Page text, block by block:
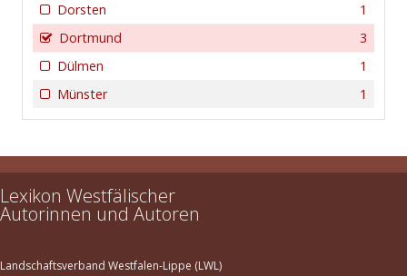
1
Dorsten
3
Dortmund
1
Dülmen
1
Münster
Lexikon Westfälischer
Autorinnen und Autoren
Landschaftsverband Westfalen-Lippe (LWL)